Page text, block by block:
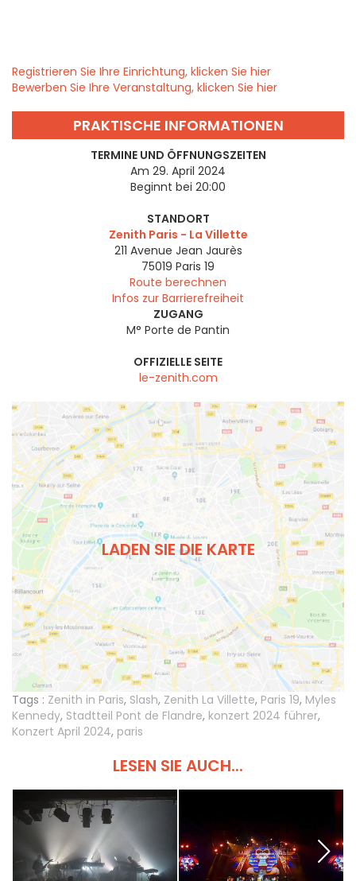
Registrieren Sie Ihre Einrichtung, klicken Sie hier
Bewerben Sie Ihre Veranstaltung, klicken Sie hier
PRAKTISCHE INFORMATIONEN
TERMINE UND ÖFFNUNGSZEITEN
Am 29. April 2024
Beginnt bei 20:00
STANDORT
Zenith Paris - La Villette
211 Avenue Jean Jaurès
75019 Paris 19
Route berechnen
Infos zur Barrierefreiheit
ZUGANG
M° Porte de Pantin
OFFIZIELLE SEITE
le-zenith.com
LADEN SIE DIE KARTE
Tags : Zenith in Paris, Slash, Zenith La Villette, Paris 19, Myles
Kennedy, Stadtteil Pont de Flandre, konzert 2024 führer,
Konzert April 2024, paris
LESEN SIE AUCH...